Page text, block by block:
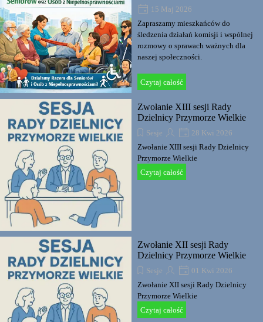
15 Maj 2026
Zapraszamy mieszkańców do
śledzenia działań komisji i wspólnej
rozmowy o sprawach ważnych dla
naszej społeczności.
Czytaj całość
Zwołanie XIII sesji Rady
Dzielnicy Przymorze Wielkie
Sesje
28 Kwi 2026
Zwołanie XIII sesji Rady Dzielnicy
Przymorze Wielkie
Czytaj całość
Zwołanie XII sesji Rady
Dzielnicy Przymorze Wielkie
Sesje
01 Kwi 2026
Zwołanie XII sesji Rady Dzielnicy
Przymorze Wielkie
Czytaj całość